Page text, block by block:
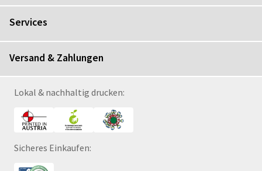
Services
Versand & Zahlungen
Lokal & nachhaltig drucken:
Sicheres Einkaufen: